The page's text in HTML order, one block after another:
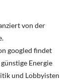
von der
googled findet
Energie
und Lobbyisten